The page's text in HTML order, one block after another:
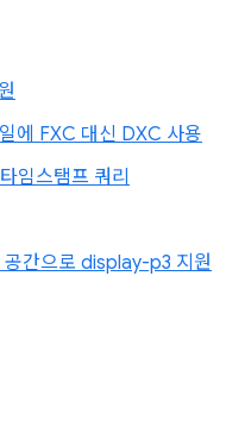
에 FXC 대신 DXC 사용
임스탬프 쿼리
간으로 display-p3 지원